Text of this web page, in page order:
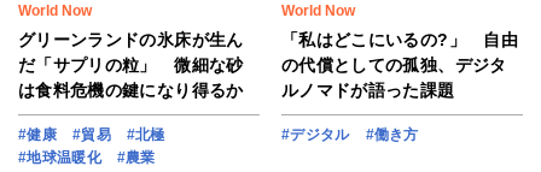
World Now
グリーンランドの氷床が生ん
だ「サプリの粒」 微細な砂
は食料危機の鍵になり得るか
#健康 #貿易
#北極
#地球温暖化
#農業
World Now
「私はどこにいるの?」 自由
の代償としての孤独、デジタ
ルノマドが語った課題
#デジタル #働き方